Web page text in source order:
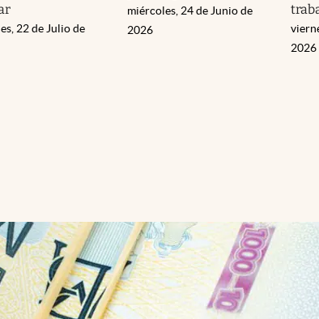
22 de Julio de
miércoles, 24 de Junio de
2026
2026